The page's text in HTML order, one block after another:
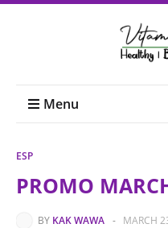
Menu
ESP
PROMO
BY KAK WAWA - MARCH